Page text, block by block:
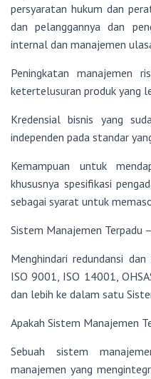
persyaratan hukum dan
dan pelanggannya dan
internal dan manajemen
Peningkatan manajemen
ketertelusuran produk yang
Kredensial bisnis yang
independen pada standar
Kemampuan untuk
khususnya spesifikasi
sebagai syarat untuk
Sistem Manajemen Terpadu
Menghindari redundansi
ISO 9001, ISO 14001,
dan lebih ke dalam satu
Apakah Sistem Manajemen
Sebuah sistem
manajemen yang